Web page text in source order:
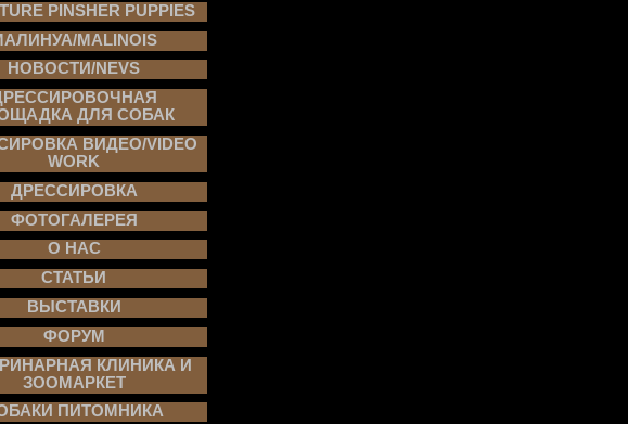
PINSHER PUPPIES
MALINOIS
НОВОСТИ/NEVS
ДЛЯ СОБАК
ВИДЕО/VIDEO
WORK
ДРЕССИРОВКА
ФОТОГАЛЕРЕЯ
О НАС
СТАТЬИ
ВЫСТАВКИ
ФОРУМ
КЛИНИКА И
ЗООМАРКЕТ
ПИТОМНИКА